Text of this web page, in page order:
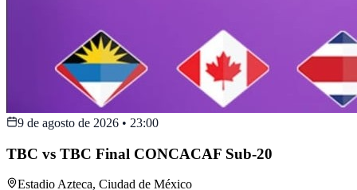
9 de agosto de 2026 • 23:00
TBC vs TBC Final CONCACAF Sub-20
Estadio Azteca, Ciudad de México